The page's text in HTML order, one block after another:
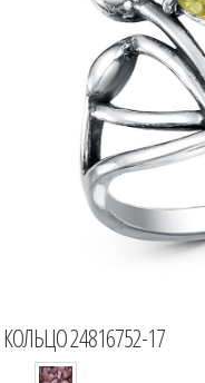
КОЛЬЦО 24816752-17